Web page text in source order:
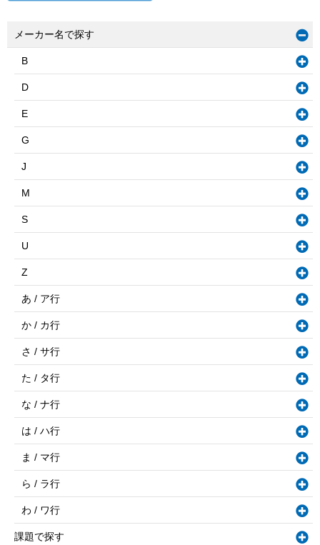
メーカー名で探す
B
D
E
G
J
M
S
U
Z
あ / ア行
か / カ行
さ / サ行
た / タ行
な / ナ行
は / ハ行
ま / マ行
ら / ラ行
わ / ワ行
課題で探す